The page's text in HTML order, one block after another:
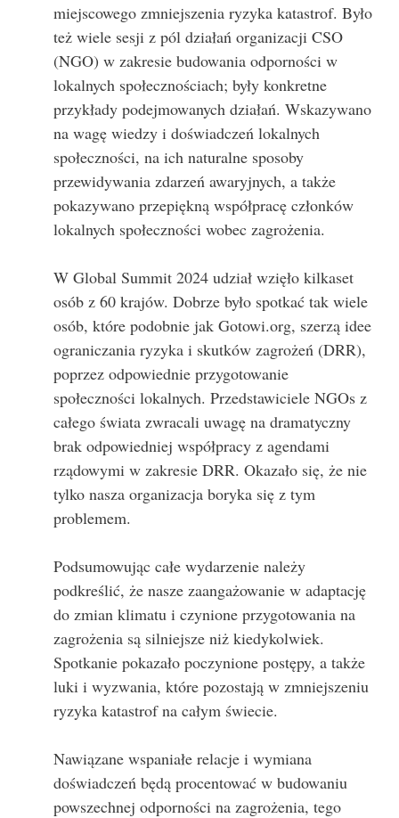
miejscowego zmniejszenia ryzyka katastrof. Było
też wiele sesji z pól działań organizacji CSO
(NGO) w zakresie budowania odporności w
lokalnych społecznościach; były konkretne
przykłady podejmowanych działań. Wskazywano
na wagę wiedzy i doświadczeń lokalnych
społeczności, na ich naturalne sposoby
przewidywania zdarzeń awaryjnych, a także
pokazywano przepiękną współpracę członków
lokalnych społeczności wobec zagrożenia.
W Global Summit 2024 udział wzięło kilkaset
osób z 60 krajów. Dobrze było spotkać tak wiele
osób, które podobnie jak Gotowi.org, szerzą idee
ograniczania ryzyka i skutków zagrożeń (DRR),
poprzez odpowiednie przygotowanie
społeczności lokalnych. Przedstawiciele NGOs z
całego świata zwracali uwagę na dramatyczny
brak odpowiedniej współpracy z agendami
rządowymi w zakresie DRR. Okazało się, że nie
tylko nasza organizacja boryka się z tym
problemem.
Podsumowując całe wydarzenie należy
podkreślić, że nasze zaangażowanie w adaptację
do zmian klimatu i czynione przygotowania na
zagrożenia są silniejsze niż kiedykolwiek.
Spotkanie pokazało poczynione postępy, a także
luki i wyzwania, które pozostają w zmniejszeniu
ryzyka katastrof na całym świecie.
Nawiązane wspaniałe relacje i wymiana
doświadczeń będą procentować w budowaniu
powszechnej odporności na zagrożenia, tego